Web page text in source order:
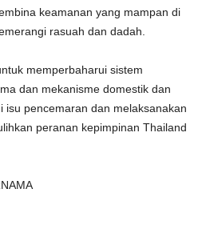
keamanan yang mampan di
rasuah dan dadah.
memperbaharui sistem
dan mekanisme domestik dan
isu pencemaran dan melaksanakan
peranan kepimpinan Thailand